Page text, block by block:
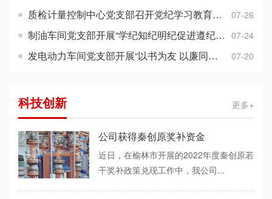
质检计量控制中心党支部召开党纪学习教育成果交流分享会 07-26
制油车间党支部开展“学纪知纪明纪促进遵纪守纪执纪”主题党日活动 07-24
发电动力车间党支部开展“以书为友 以廉同行”党纪教育学习读书分享活动 07-20
科技创新 更多+
公司获得秦创原奖补资金
近日，在榆林市开展的2022年度秦创原若
干奖补政策兑现工作中，我公司...